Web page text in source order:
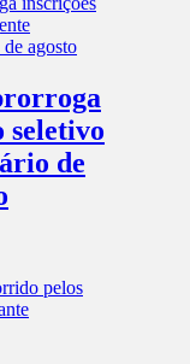
seletivo
de